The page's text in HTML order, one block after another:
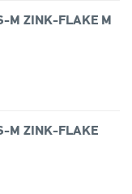
M ZINK-FLAKE M
M ZINK-FLAKE